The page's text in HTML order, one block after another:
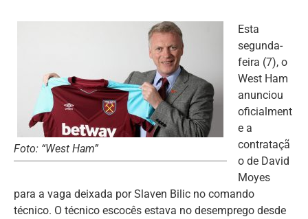
Foto: “West Ham”
Esta
segunda-
feira (7), o
West Ham
anunciou
oficialment
e a
contrataçã
o de David
Moyes
para a vaga deixada por Slaven Bilic no comando
técnico. O técnico escocês estava no desemprego desde